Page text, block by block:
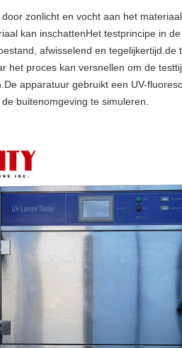
zonlicht en vocht aan het
kan inschattenHet testprincipe in
afwisselend en
het proces kan versnellen om de
apparatuur gebruikt een UV-
buitenomgeving te simuleren.